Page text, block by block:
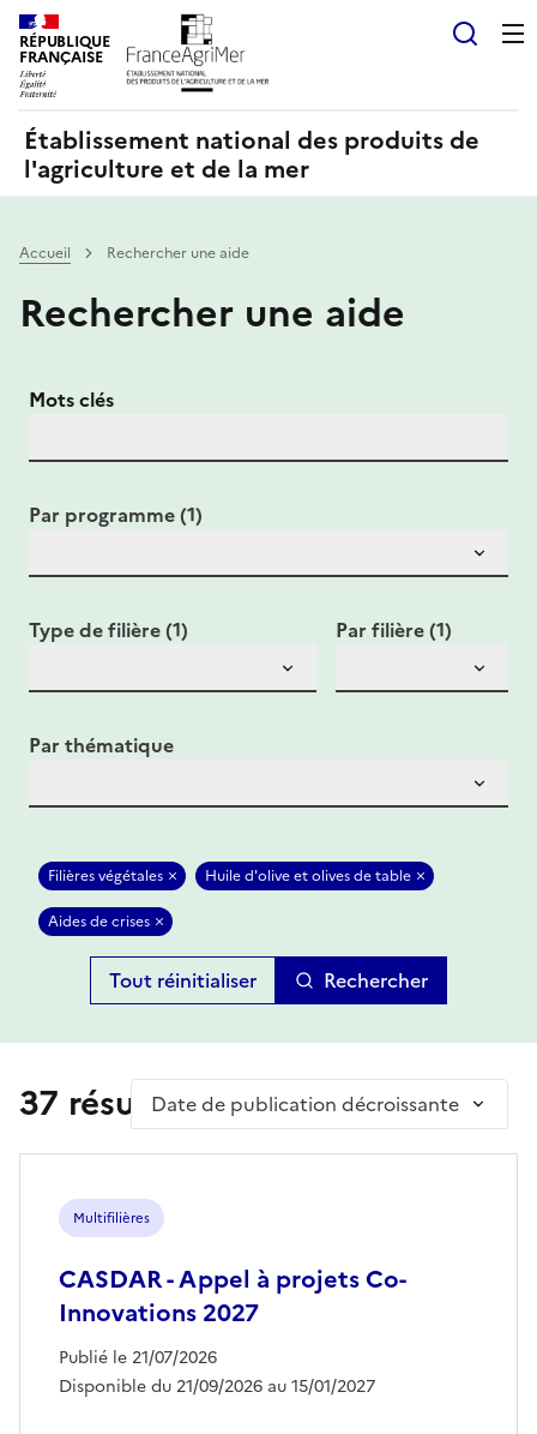
RÉPUBLIQUE
FRANÇAISE
Établissement national des produits de
l'agriculture et de la mer
Accueil Rechercher une aide
Rechercher une aide
Mots clés
Par programme (1)
Type de filière (1) Par filière (1)
Par thématique
Trier par
Filières végétales Huile d'olive et olives de table
Aides de crises
Rechercher
37 résultat(s)
Multifilières
CASDAR - Appel à projets Co-
Innovations 2027
Publié le 21/07/2026
Disponible du 21/09/2026 au 15/01/2027
Panneau de gestion des cookies